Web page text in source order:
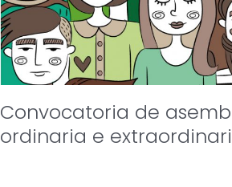
Convocatoria de
ordinaria e